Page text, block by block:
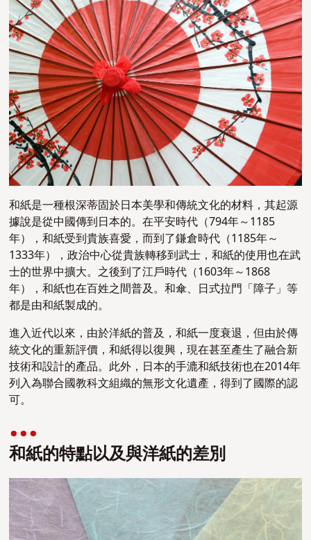
和紙是一種根深蒂固於日本美學和傳統文化的材料，其起源
據說是從中國傳到日本的。在平安時代（794年～1185
年），和紙受到貴族喜愛，而到了鎌倉時代（1185年～
1333年），政治中心從貴族轉移到武士，和紙的使用也在武
士的世界中擴大。之後到了江戶時代（1603年～1868
年），和紙也在百姓之間普及。和傘、日式拉門「障子」等
都是由和紙製成的。
進入近代以來，由於洋紙的普及，和紙一度衰退，但由於傳
統文化的重新評價，和紙得以復興，現在甚至產生了融合新
技術和設計的產品。此外，日本的手漉和紙技術也在2014年
列入為聯合國教科文組織的無形文化遺產，得到了國際的認
可。
和紙的特點以及與洋紙的差別